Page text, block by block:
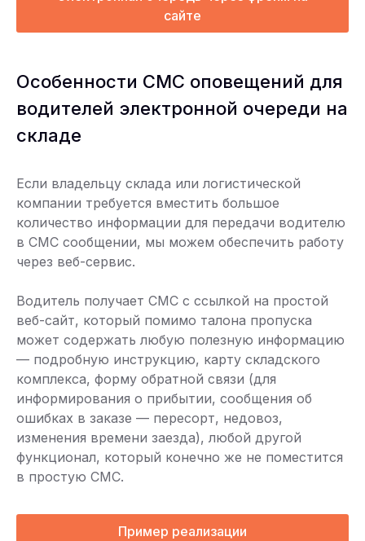
сайте
Особенности СМС оповещений для
водителей электронной очереди на
складе
Если владельцу склада или логистической
компании требуется вместить большое
количество информации для передачи водителю
в СМС сообщении, мы можем обеспечить работу
через веб-сервис.
Водитель получает СМС с ссылкой на простой
веб-сайт, который помимо талона пропуска
может содержать любую полезную информацию
— подробную инструкцию, карту складского
комплекса, форму обратной связи (для
информирования о прибытии, сообщения об
ошибках в заказе — пересорт, недовоз,
изменения времени заезда), любой другой
функционал, который конечно же не поместится
в простую СМС.
Пример реализации